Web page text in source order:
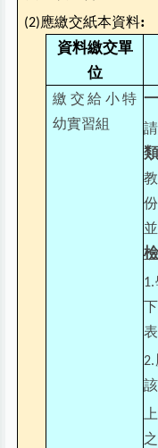
(2)應繳交紙本資料:
資料繳交單
位
繳交給小特
幼實習組
1.
表
2.